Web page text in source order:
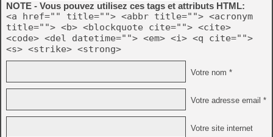
NOTE - Vous pouvez utilisez ces tags et attributs HTML:
<a href="" title=""> <abbr title=""> <acronym
title=""> <b> <blockquote cite=""> <cite>
<code> <del datetime=""> <em> <i> <q cite="">
<s> <strike> <strong>
Votre nom *
Votre adresse email *
Votre site internet